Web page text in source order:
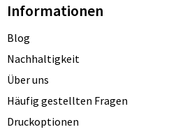
Informationen
Blog
Nachhaltigkeit
Über uns
Häufig gestellten Fragen
Druckoptionen